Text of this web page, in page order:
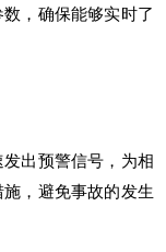
，确保能够实时了
出预警信号，为相
，避免事故的发生